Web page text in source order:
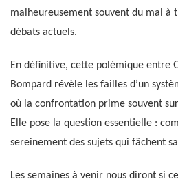
malheureusement souvent du mal à
débats actuels.
En définitive, cette polémique entre
Bompard révèle les failles d’un
où la confrontation prime souvent
Elle pose la question essentielle :
sereinement des sujets qui fâchent
Les semaines à venir nous diront si